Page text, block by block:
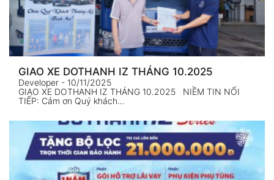
GIAO XE DOTHANH IZ THÁNG 10.2025
Developer - 10/11/2025
GIAO XE DOTHANH IZ THÁNG 10.2025 NIỀM TIN NỐI
TIẾP: Cảm ơn Quý khách…